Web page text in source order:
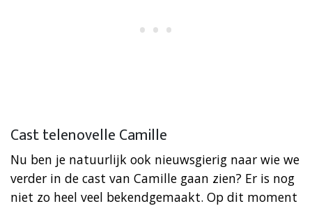
Cast telenovelle Camille
Nu ben je natuurlijk ook nieuwsgierig naar wie we
verder in de cast van Camille gaan zien? Er is nog
niet zo heel veel bekendgemaakt. Op dit moment